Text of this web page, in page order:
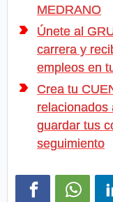
MEDRANO
Únete al
carrera y
empleos en
Crea tu
relacionados
guardar tus
seguimiento